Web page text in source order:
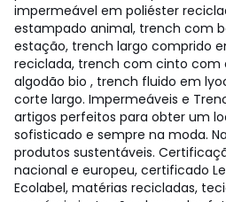
impermeável em poliéster
estampado animal, trench com
estação, trench largo comprido
reciclada, trench com cinto
algodão bio , trench fluido em
corte largo. Impermeáveis e
artigos perfeitos para obter um
sofisticado e sempre na moda.
produtos sustentáveis.
nacional e europeu, certificado
Ecolabel, matérias recicladas,